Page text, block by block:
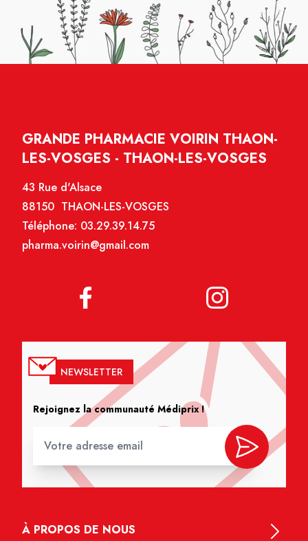
GRANDE PHARMACIE VOIRIN THAON-
LES-VOSGES - THAON-LES-VOSGES
43 Rue d'Alsace
88150 THAON-LES-VOSGES
Téléphone: 03.29.39.14.75
pharma.voirin@gmail.com
NEWSLETTER
Rejoignez la communauté Médiprix !
À PROPOS DE NOUS